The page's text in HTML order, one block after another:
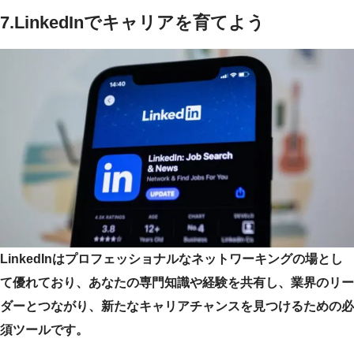
7.LinkedInでキャリアを育てよう
LinkedInはプロフェッショナルなネットワーキングの場とし
て優れており、あなたの専門知識や経験を共有し、業界のリー
ダーとつながり、新たなキャリアチャンスを見つけるための必
須ツールです。